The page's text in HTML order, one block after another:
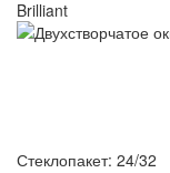
Brilliant
Стеклопакет: 24/32